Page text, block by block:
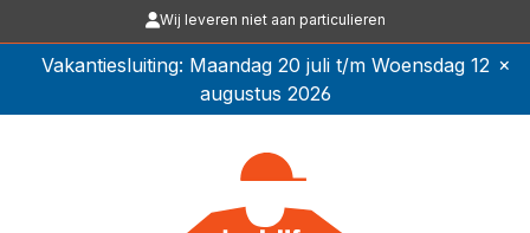
Ga naar de hoofdinhoudWij leveren niet aan particulieren
Vakantiesluiting: Maandag 20 juli t/m Woensdag 12
augustus 2026
×